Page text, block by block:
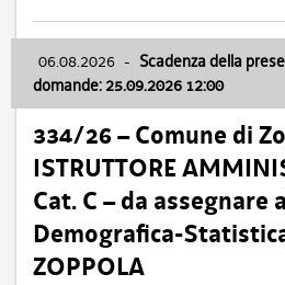
06.08.2026 - Scadenza della
domande: 25.09.2026 12:00
334/26 – Comune di
ISTRUTTORE
Cat. C – da assegnare
Demografica-
ZOPPOLA